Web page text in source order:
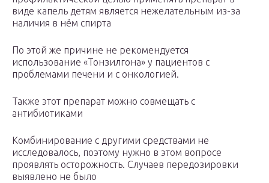
виде капель детям является нежелательным из-за
наличия в нём спирта
По этой же причине не рекомендуется
использование «Тонзилгона» у пациентов с
проблемами печени и с онкологией.
Также этот препарат можно совмещать с
антибиотиками
Комбинирование с другими средствами не
исследовалось, поэтому нужно в этом вопросе
проявлять осторожность. Случаев передозировки
выявлено не было